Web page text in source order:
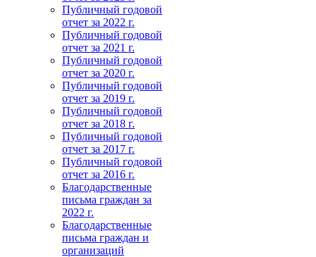
Публичный годовой
отчет за 2022 г.
Публичный годовой
отчет за 2021 г.
Публичный годовой
отчет за 2020 г.
Публичный годовой
отчет за 2019 г.
Публичный годовой
отчет за 2018 г.
Публичный годовой
отчет за 2017 г.
Публичный годовой
отчет за 2016 г.
Благодарственные
письма граждан за
2022 г.
Благодарственные
письма граждан и
организаций